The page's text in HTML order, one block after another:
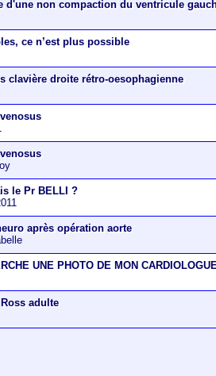
d'une non compaction du ventricule
ce n’est plus possible
clavière droite rétro-oesophagienne
le Pr BELLI ?
après opération aorte
UNE PHOTO DE MON
adulte